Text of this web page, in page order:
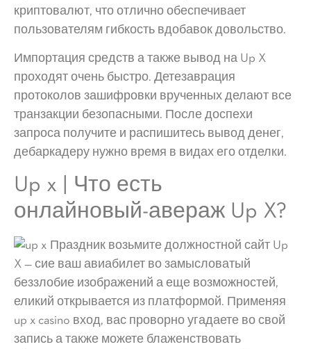
криптовалют, что отлично обеспечивает
пользователям гибкость вдобавок довольство.
Импортация средств а также вывод на Up X
проходят очень быстро. Детезаврация
протоколов зашифровки врученных делают все
транзакции безопасными. После доспехи
запроса получите и распишитесь вывод денег,
дебаркадеру нужно время в видах его отделки.
Up x | Что есть
онлайновый-авераж Up X?
Праздник возьмите должностной сайт Up
X — сие ваш авиабилет во замысловатый
беззлобие изображений а еще возможностей,
еликий открывается из платформой. Применяя
up x casino вход, вас проворно угадаете во свой
запись а также можете блаженствовать